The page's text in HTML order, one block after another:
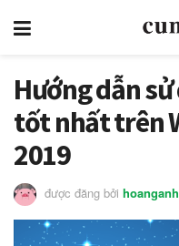
Hướng dẫn
tốt nhất trên
2019
được đăng bởi hoanganh